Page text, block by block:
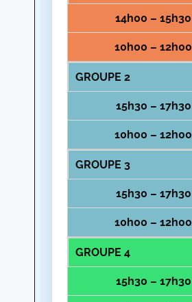
14h00 – 15h30
10h00 – 12h00
GROUPE 2
15h30 – 17h30
10h00 – 12h00
GROUPE 3
15h30 – 17h30
10h00 – 12h00
GROUPE 4
15h30 – 17h30